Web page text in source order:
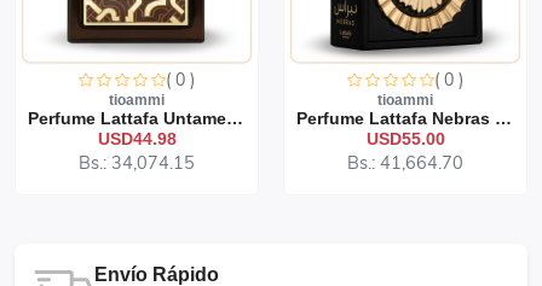
( 0 )
tioammi
Perfume Lattafa Untamed 1...
USD44.98
Bs.: 34,074.15
( 0 )
tioammi
Perfume Lattafa Nebras 10...
USD55.00
Bs.: 41,664.70
Envío Rápido